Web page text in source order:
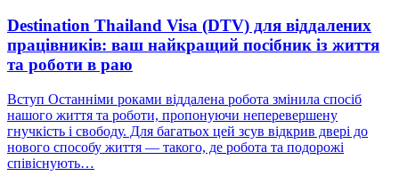
Destination Thailand Visa (DTV) для віддалених
працівників: ваш найкращий посібник із життя
та роботи в раю
Вступ Останніми роками віддалена робота змінила спосіб
нашого життя та роботи, пропонуючи неперевершену
гнучкість і свободу. Для багатьох цей зсув відкрив двері до
нового способу життя — такого, де робота та подорожі
співіснують…